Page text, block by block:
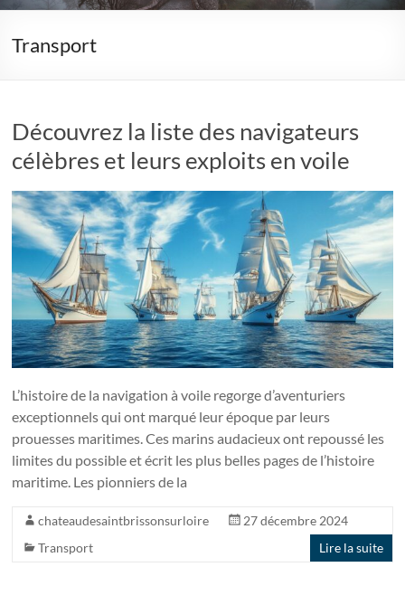
Transport
Découvrez la liste des navigateurs
célèbres et leurs exploits en voile
L’histoire de la navigation à voile regorge d’aventuriers
exceptionnels qui ont marqué leur époque par leurs
prouesses maritimes. Ces marins audacieux ont repoussé les
limites du possible et écrit les plus belles pages de l’histoire
maritime. Les pionniers de la
chateaudesaintbrissonsurloire
27 décembre 2024
Transport
Lire la suite